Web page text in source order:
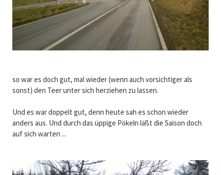
so war es doch gut, mal wieder (wenn auch vorsichtiger als
sonst) den Teer unter sich herziehen zu lassen.
Und es war doppelt gut, denn heute sah es schon wieder
anders aus. Und durch das üppige Pökeln läßt die Saison doch
auf sich warten ...